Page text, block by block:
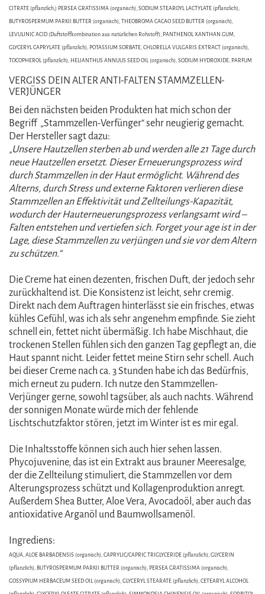
CITRATE (pflanzlich,) PERSEA GRATISSIMA (organisch), SODIUM STEAROYL LACTYLATE (pflanzlich),
BUTYROSPERMUM PARKII BUTTER (organisch), THEOBROMA CACAO SEED BUTTER (organisch),
LEVULINIC ACID (Duftstoffkombination aus natürlichen Rohstoff), PANTHENOL XANTHAN GUM,
GLYCERYL CAPRYLATE (pflanzlich), POTASSIUM SORBATE, CHLORELLA VULGARIS EXTRACT (organisch),
TOCOPHEROL (pflanzlich), HELIANTHUS ANNUUS SEED OIL (organisch), SODIUM HYDROXIDE, PARFUM
VERGISS DEIN ALTER ANTI-FALTEN STAMMZELLEN-
VERJÜNGER
Bei den nächsten beiden Produkten hat mich schon der
Begriff „Stammzellen-Verfünger“ sehr neugierig gemacht.
Der Hersteller sagt dazu:
„Unsere Hautzellen sterben ab und werden alle 21 Tage durch
neue Hautzellen ersetzt. Dieser Erneuerungsprozess wird
durch Stammzellen in der Haut ermöglicht. Während des
Alterns, durch Stress und externe Faktoren verlieren diese
Stammzellen an Effektivität und Zellteilungs-Kapazität,
wodurch der Hauterneuerungsprozess verlangsamt wird –
Falten entstehen und vertiefen sich. Forget your age ist in der
Lage, diese Stammzellen zu verjüngen und sie vor dem Altern
zu schützen.“
Die Creme hat einen dezenten, frischen Duft, der jedoch sehr
zurückhaltend ist. Die Konsistenz ist leicht, sehr cremig.
Direkt nach dem Auftragen hinterlässt sie ein frisches, etwas
kühles Gefühl, was ich als sehr angenehm empfinde. Sie zieht
schnell ein, fettet nicht übermäßig. Ich habe Mischhaut, die
trockenen Stellen fühlen sich den ganzen Tag gepflegt an, die
Haut spannt nicht. Leider fettet meine Stirn sehr schell. Auch
bei dieser Creme nach ca. 3 Stunden habe ich das Bedürfnis,
mich erneut zu pudern. Ich nutze den Stammzellen-
Verjünger gerne, sowohl tagsüber, als auch nachts. Während
der sonnigen Monate würde mich der fehlende
Lischtschutzfaktor stören, jetzt im Winter ist es mir egal.
Die Inhaltsstoffe können sich auch hier sehen lassen.
Phycojuvenine, das ist ein Extrakt aus brauner Meeresalge,
der die Zellteilung stimuliert, die Stammzellen vor dem
Alterungsprozess schützt und Kollagenproduktion anregt.
Außerdem Shea Butter, Aloe Vera, Avocadoöl, aber auch das
antioxidative Arganöl und Baumwollsamenöl.
Ingrediens:
AQUA, ALOE BARBADENSIS (organisch), CAPRYLIC/CAPRIC TRIGLYCERIDE (pflanzlich), GLYCERIN
(pflanzlich), BUTYROSPERMUM PARKII BUTTER (organisch), PERSEA GRATISSIMA (organisch),
GOSSYPIUM HERBACEUM SEED OIL (organisch), GLYCERYL STEARATE (pflanzlich), CETEARYL ALCOHOL